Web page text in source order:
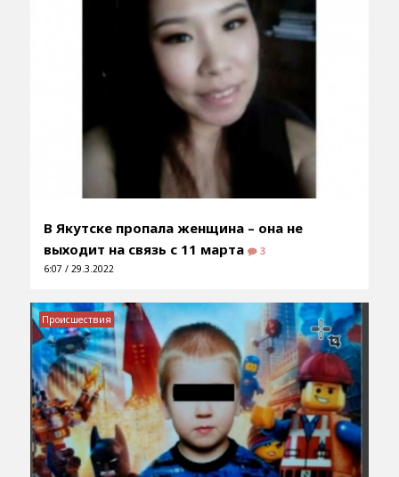
В Якутске пропала женщина – она не
выходит на связь с 11 марта
3
6:07 / 29.3.2022
Происшествия